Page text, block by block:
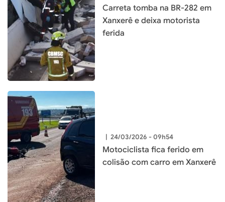
Carreta tomba na BR-282 em
Xanxerê e deixa motorista
ferida
| 24/03/2026 - 09h54
Motociclista fica ferido em
colisão com carro em Xanxerê